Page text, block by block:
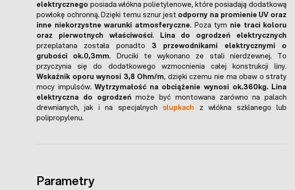
elektrycznego posiada włókna polietylenowe, które posiadają dodatkową
powłokę ochronną. Dzięki temu sznur jest odporny na promienie UV oraz
inne niekorzystne warunki atmosferyczne. Poza tym nie traci koloru
oraz pierwotnych właściwości. Lina do ogrodzeń elektrycznych
przeplatana została ponadto 3 przewodnikami elektrycznymi o
grubości ok.0,3mm. Druciki te wykonano ze stali nierdzewnej. To
przyczynia się do dodatkowego wzmocnienia całej konstrukcji liny.
Wskaźnik oporu wynosi 3,8 Ohm/m, dzięki czemu nie ma obaw o straty
mocy impulsów.Wytrzymałość na obciążenie wynosi ok.360kg. Lina
elektryczna do ogrodzeń może być montowana zarówno na palach
drewnianych, jak i na specjalnych słupkach z włókna szklanego lub
polipropylenu.
Parametry